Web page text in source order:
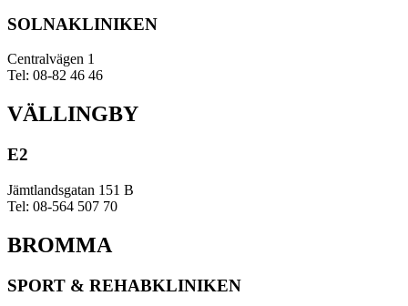
SOLNAKLINIKEN
Centralvägen 1
Tel: 08-82 46 46
VÄLLINGBY
E2
Jämtlandsgatan 151 B
Tel: 08-564 507 70
BROMMA
SPORT & REHABKLINIKEN